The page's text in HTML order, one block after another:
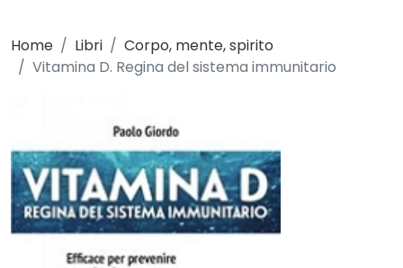
Home Libri
Corpo, mente, spirito
Vitamina D. Regina del sistema immunitario